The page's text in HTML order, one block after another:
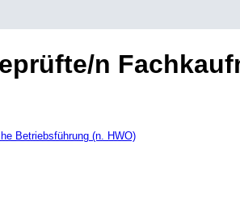
n
Betriebsführung (n. HWO)